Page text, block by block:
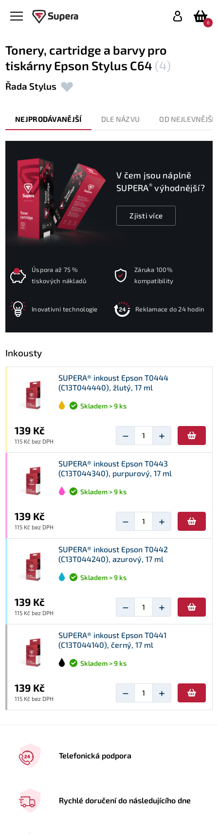
0
Tonery, cartridge a barvy pro
tiskárny Epson Stylus C64 (4)
Řada Stylus
NEJPRODÁVANĚJŠÍ DLE NÁZVU OD
V čem jsou náplně
SUPERA® výhodnější?
Zjisti více
Úspora až 75 %
tiskových nákladů
Záruka 100%
kompatibility
Inovativni technologie Reklamace do 24 hodin
Inkousty
SUPERA® inkoust Epson T0444
(C13T044440), žlutý, 17 ml
Skladem > 9 ks
139 Kč
115 Kč bez DPH − +
SUPERA® inkoust Epson T0443
(C13T044340), purpurový, 17 ml
Skladem > 9 ks
139 Kč
115 Kč bez DPH − +
SUPERA® inkoust Epson T0442
(C13T044240), azurový, 17 ml
Skladem > 9 ks
139 Kč
115 Kč bez DPH − +
SUPERA® inkoust Epson T0441
(C13T044140), černý, 17 ml
Skladem > 9 ks
139 Kč
115 Kč bez DPH − +
Telefonická podpora
Rychlé doručení do následujícího dne